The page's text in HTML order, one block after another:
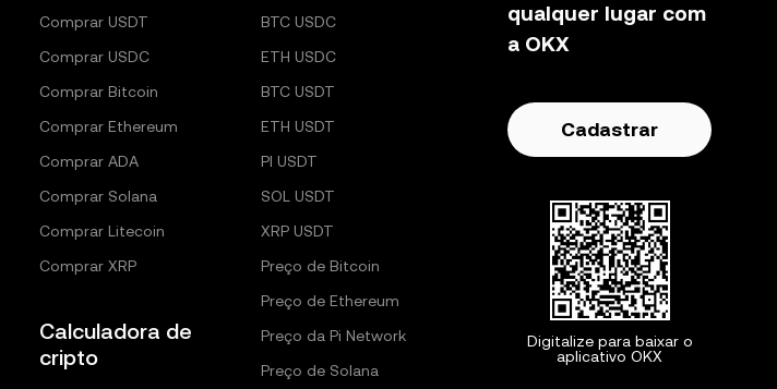
Comprar USDT
Comprar USDC
Comprar Bitcoin
Comprar Ethereum
Comprar ADA
Comprar Solana
Comprar Litecoin
Comprar XRP
Calculadora de
cripto
BTC USDC
ETH USDC
BTC USDT
ETH USDT
PI USDT
SOL USDT
XRP USDT
Preço de Bitcoin
Preço de Ethereum
Preço da Pi Network
Preço de Solana
qualquer lugar com
a OKX
Cadastrar
Digitalize para baixar o
aplicativo OKX